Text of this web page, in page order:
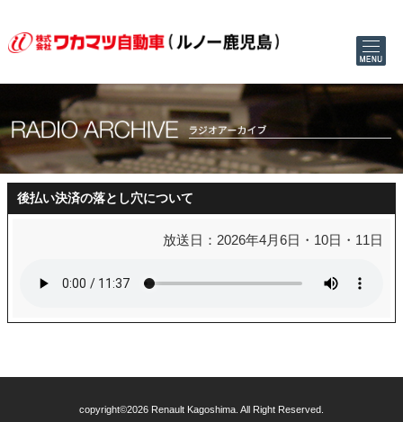
後払い決済の落とし穴について
放送日：2026年4月6日・10日・11日
copyright©2026 Renault Kagoshima. All Right Reserved.